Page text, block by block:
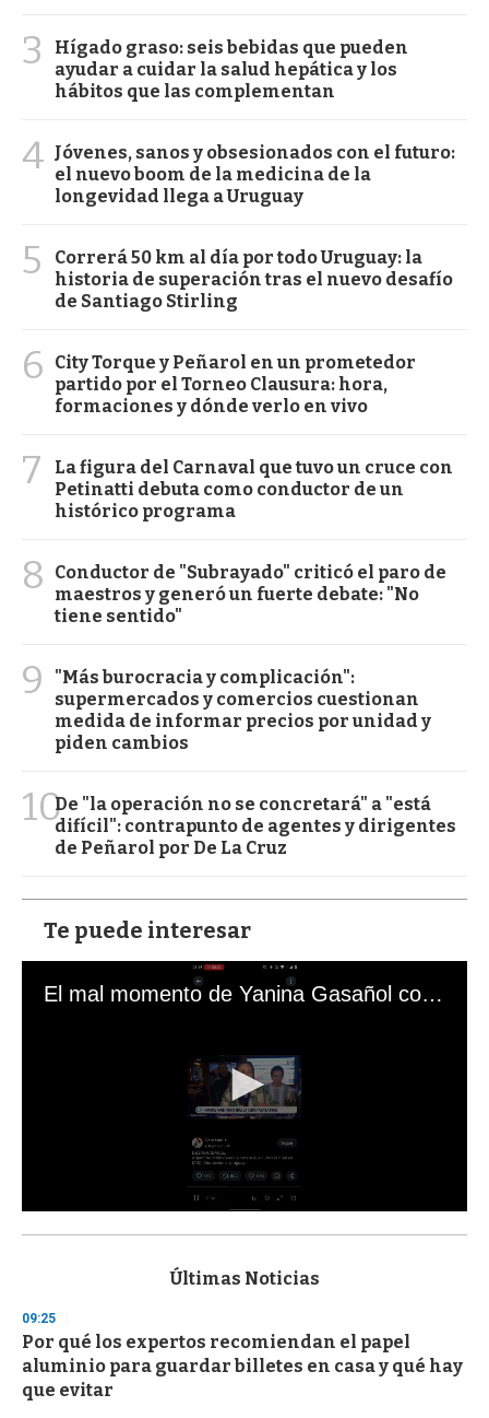
3
Hígado graso: seis bebidas que pueden
ayudar a cuidar la salud hepática y los
hábitos que las complementan
4 Jóvenes, sanos y obsesionados con el futuro:
el nuevo boom de la medicina de la
longevidad llega a Uruguay
5
Correrá 50 km al día por todo Uruguay: la
historia de superación tras el nuevo desafío
de Santiago Stirling
6
City Torque y Peñarol en un prometedor
partido por el Torneo Clausura: hora,
formaciones y dónde verlo en vivo
7
La figura del Carnaval que tuvo un cruce con
Petinatti debuta como conductor de un
histórico programa
8
Conductor de "Subrayado" criticó el paro de
maestros y generó un fuerte debate: "No
tiene sentido"
9
"Más burocracia y complicación":
supermercados y comercios cuestionan
medida de informar precios por unidad y
piden cambios
10De "la operación no se concretará" a "está
difícil": contrapunto de agentes y dirigentes
de Peñarol por De La Cruz
Te puede interesar
El mal momento de Yanina Gasañol con un hincha argentino en "Subrayado"
s
d
s
o
f
3
Últimas Noticias
09:25
Por qué los expertos recomiendan el papel
aluminio para guardar billetes en casa y qué hay
que evitar